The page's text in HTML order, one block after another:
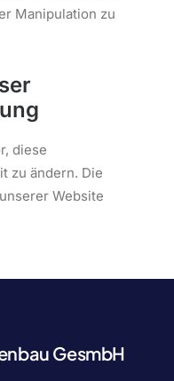
Manipulation zu
diese
zu ändern. Die
Website
GesmbH